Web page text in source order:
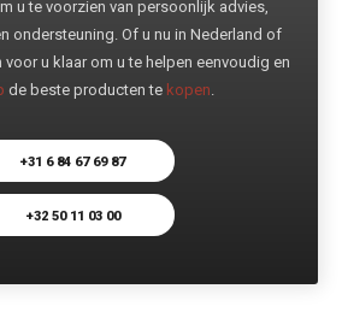
u te voorzien van persoonlijk advies,
ondersteuning. Of u nu in Nederland of
u klaar om u te helpen eenvoudig en
de beste producten te kopen.
+31 6 84 67 69 87
+32 50 11 03 00